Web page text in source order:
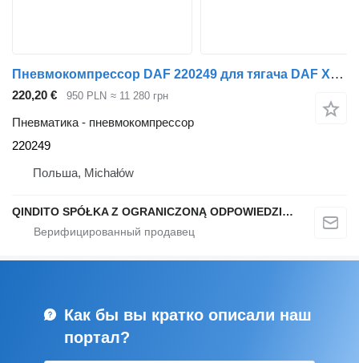
Пневмокомпрессор DAF 220249 для тягача DAF XF95, XF 95 CF75 CF85
220,20 € 950 PLN ≈ 11 280 грн
Пневматика - пневмокомпрессор
220249
Польша, Michałów
QINDITO SPÓŁKA Z OGRANICZONĄ ODPOWIEDZIALNOŚCIĄ
Как бы вы кратко описали наш
портал?